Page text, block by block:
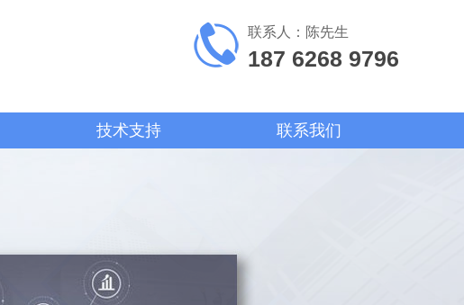
联系人：陈先生
187 6268 9796
技术支持 联系我们